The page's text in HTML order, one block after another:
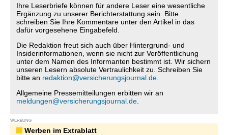
Ihre Leserbriefe können für andere Leser eine wesentliche
Ergänzung zu unserer Berichterstattung sein. Bitte
schreiben Sie Ihre Kommentare unter den Artikel in das
dafür vorgesehene Eingabefeld.
Die Redaktion freut sich auch über Hintergrund- und
Insiderinformationen, wenn sie nicht zur Veröffentlichung
unter dem Namen des Informanten bestimmt ist. Wir sichern
unseren Lesern absolute Vertraulichkeit zu. Schreiben Sie
bitte an redaktion@versicherungsjournal.de
Allgemeine Pressemitteilungen erbitten wir an
meldungen@versicherungsjournal.de
WERBUNG
Werben im Extrablatt